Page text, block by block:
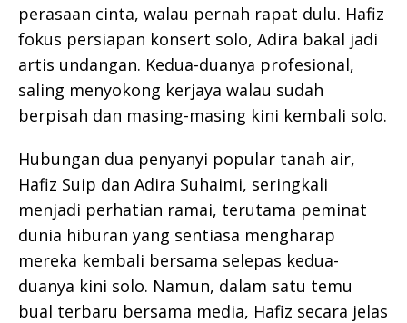
perasaan cinta, walau pernah rapat dulu. Hafiz
fokus persiapan konsert solo, Adira bakal jadi
artis undangan. Kedua-duanya profesional,
saling menyokong kerjaya walau sudah
berpisah dan masing-masing kini kembali solo.
Hubungan dua penyanyi popular tanah air,
Hafiz Suip dan Adira Suhaimi, seringkali
menjadi perhatian ramai, terutama peminat
dunia hiburan yang sentiasa mengharap
mereka kembali bersama selepas kedua-
duanya kini solo. Namun, dalam satu temu
bual terbaru bersama media, Hafiz secara jelas